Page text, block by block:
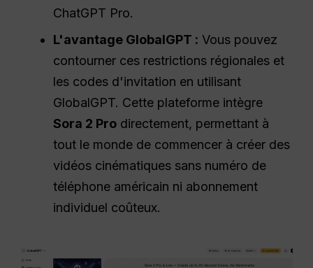
ChatGPT Pro.
L'avantage GlobalGPT : Vous pouvez
contourner ces restrictions régionales et
les codes d'invitation en utilisant
GlobalGPT. Cette plateforme intègre
Sora 2 Pro directement, permettant à
tout le monde de commencer à créer des
vidéos cinématiques sans numéro de
téléphone américain ni abonnement
individuel coûteux.